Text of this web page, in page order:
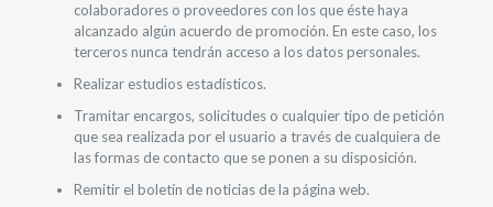
colaboradores o proveedores con los que éste haya
alcanzado algún acuerdo de promoción. En este caso, los
terceros nunca tendrán acceso a los datos personales.
Realizar estudios estadísticos.
Tramitar encargos, solicitudes o cualquier tipo de petición
que sea realizada por el usuario a través de cualquiera de
las formas de contacto que se ponen a su disposición.
Remitir el boletín de noticias de la página web.